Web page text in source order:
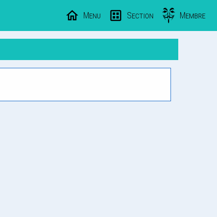
Menu Section Membre